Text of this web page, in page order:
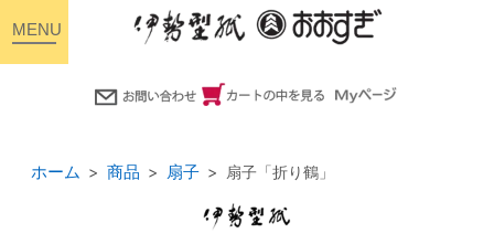
ホーム 商品 扇子 扇子「折り鶴」
toggle
navigation